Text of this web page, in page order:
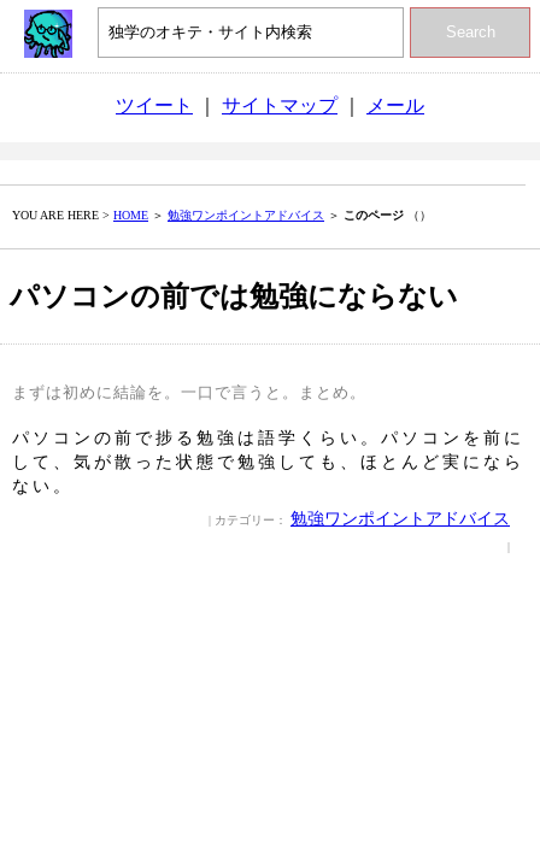
Search
ツイート サイトマップ｜ メール
YOU ARE HERE > HOME ＞ 勉強ワンポイントアドバイス ＞ このページ （）
パソコンの前では勉強にならない
まずは初めに結論を。一口で言うと。まとめ。
パソコンの前で捗る勉強は語学くらい。パソコンを前に
して、気が散った状態で勉強しても、ほとんど実になら
ない。
| カテゴリー： 勉強ワンポイントアドバイス
|